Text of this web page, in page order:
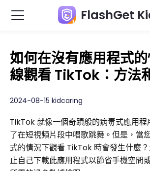
FlashGet
如何在沒有應用程式
線觀看 TikTok：方法
2024-08-15 kidcaring
TikTok 就像一個奇蹟般的病毒式應用
了在短視頻片段中唱歌跳舞。但是，當
式的情況下觀看 ​​TikTok 時會發生什麼
止自己下載此應用程式以節省手機空間